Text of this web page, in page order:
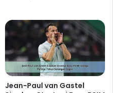
Jean-Paul van Gastel